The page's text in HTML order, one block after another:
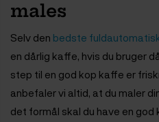
males
Selv den bedste
en dårlig kaffe, hvis du bruger
step til en god kop kaffe er
anbefaler vi altid, at du maler
det formål skal du have en